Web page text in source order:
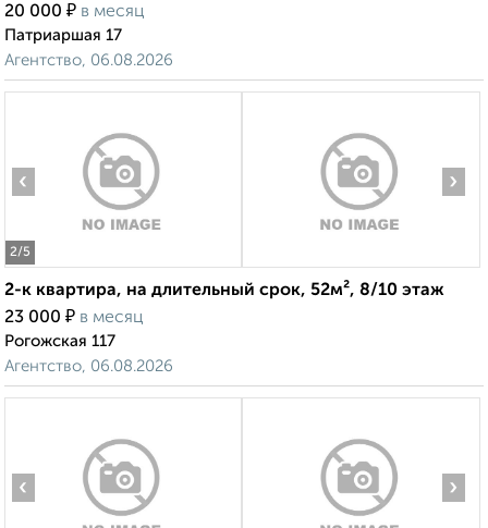
20 000 ₽ в месяц
Патриаршая 17
Агентство, 06.08.2026
2/5
‹ ›
2-к квартира, на длительный срок, 52м², 8/10 этаж
23 000 ₽ в месяц
Рогожская 117
Агентство, 06.08.2026
‹ ›